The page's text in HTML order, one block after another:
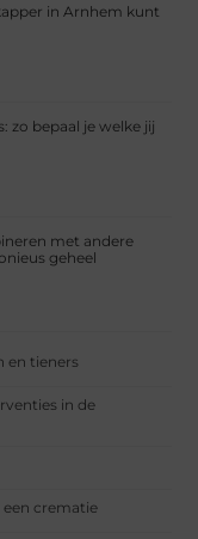
in Arnhem kunt
zo bepaal je welke jij
met andere
geheel
en tieners
in de
een crematie